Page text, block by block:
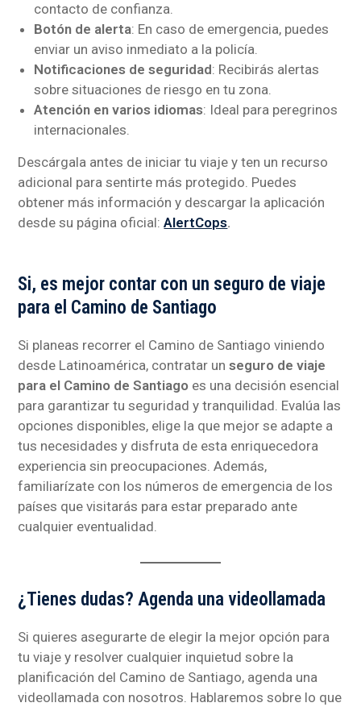
contacto de confianza.
Botón de alerta: En caso de emergencia, puedes
enviar un aviso inmediato a la policía.
Notificaciones de seguridad: Recibirás alertas
sobre situaciones de riesgo en tu zona.
Atención en varios idiomas: Ideal para peregrinos
internacionales.
Descárgala antes de iniciar tu viaje y ten un recurso
adicional para sentirte más protegido. Puedes
obtener más información y descargar la aplicación
desde su página oficial:AlertCops.
Si, es mejor contar con un seguro de viaje
para el Camino de Santiago
Si planeas recorrer el Camino de Santiago viniendo
desde Latinoamérica, contratar unseguro de viaje
para el Camino de Santiago es una decisión esencial
para garantizar tu seguridad y tranquilidad. Evalúa las
opciones disponibles, elige la que mejor se adapte a
tus necesidades y disfruta de esta enriquecedora
experiencia sin preocupaciones. Además,
familiarízate con los números de emergencia de los
países que visitarás para estar preparado ante
cualquier eventualidad.
¿Tienes dudas? Agenda una videollamada
Si quieres asegurarte de elegir la mejor opción para
tu viaje y resolver cualquier inquietud sobre la
planificación del Camino de Santiago, agenda una
videollamada con nosotros. Hablaremos sobre lo que